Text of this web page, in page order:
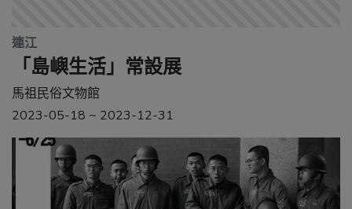
連江
「島嶼生活」常設展
馬祖民俗文物館
2023-05-18 ~ 2023-12-31